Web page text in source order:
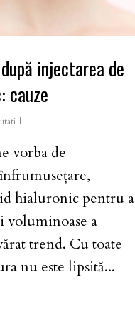
injectarea de
cauze
vorba de
hialuronic pentru a
voluminoase a
trend. Cu toate
nu este lipsită...